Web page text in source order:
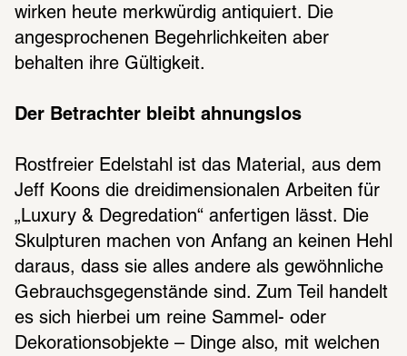
wirken heute merkwürdig antiquiert. Die
angesprochenen Begehrlichkeiten aber
behalten ihre Gültigkeit.
Der Betrachter bleibt ahnungslos
Rostfreier Edelstahl ist das Material, aus dem
Jeff Koons die dreidimensionalen Arbeiten für
„Luxury & Degredation“ anfertigen lässt. Die
Skulpturen machen von Anfang an keinen Hehl
daraus, dass sie alles andere als gewöhnliche
Gebrauchsgegenstände sind. Zum Teil handelt
es sich hierbei um reine Sammel- oder
Dekorationsobjekte – Dinge also, mit welchen